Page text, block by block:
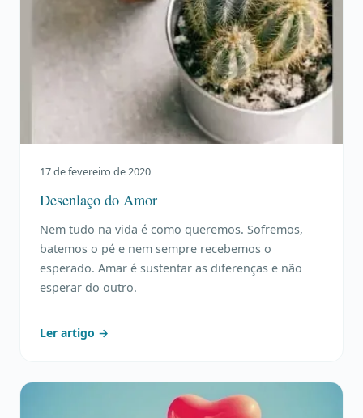
17 de fevereiro de 2020
Desenlaço do Amor
Nem tudo na vida é como queremos. Sofremos,
batemos o pé e nem sempre recebemos o
esperado. Amar é sustentar as diferenças e não
esperar do outro.
Ler artigo →